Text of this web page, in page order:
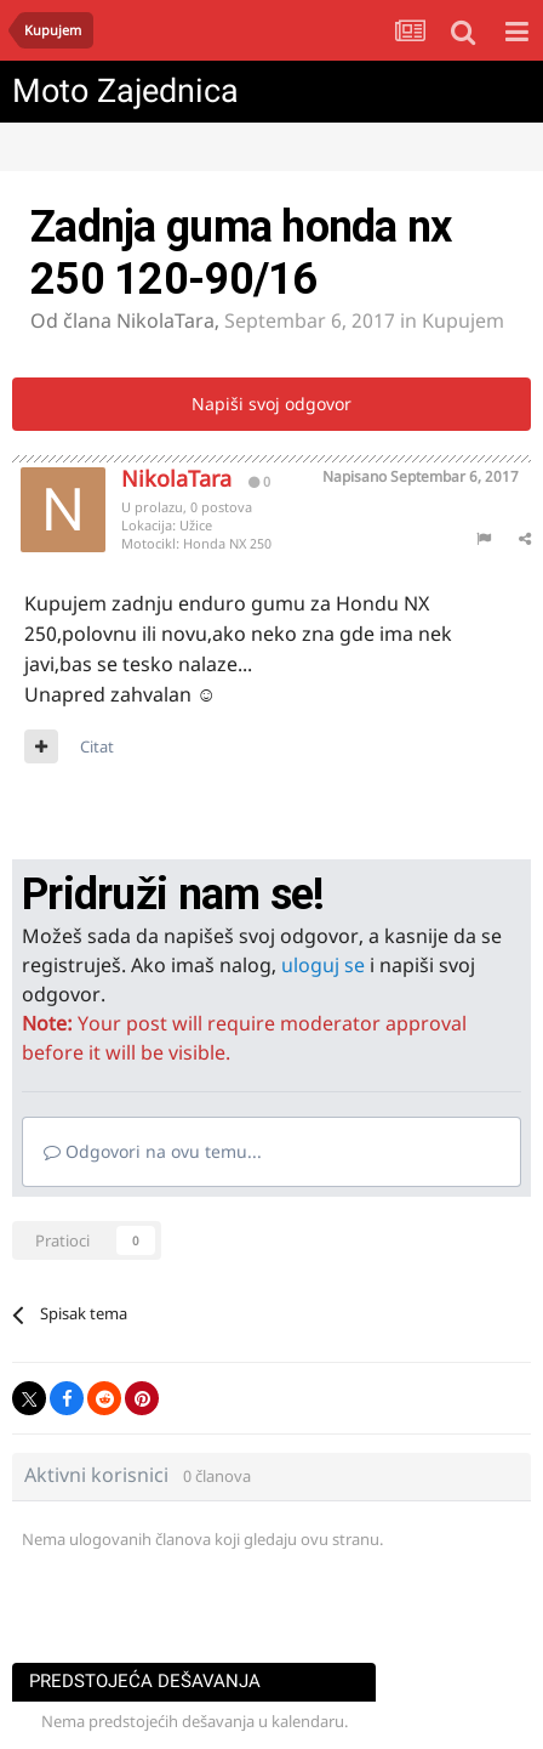
Kupujem
Moto Zajednica
Zadnja guma honda nx
250 120-90/16
Od člana NikolaTara, Septembar 6, 2017 in Kupujem
Napiši svoj odgovor
NikolaTara 0 NapisanoSeptembar 6, 2017
U prolazu, 0 postova
Lokacija: Užice
Motocikl: Honda NX 250
Kupujem zadnju enduro gumu za Hondu NX
250,polovnu ili novu,ako neko zna gde ima nek
javi,bas se tesko nalaze...
Unapred zahvalan ☺
Citat
Pridruži nam se!
Možeš sada da napišeš svoj odgovor, a kasnije da se
registruješ. Ako imaš nalog, uloguj se i napiši svoj
odgovor.
Note: Your post will require moderator approval
before it will be visible.
Odgovori na ovu temu...
Pratioci 0
Spisak tema
Aktivni korisnici 0 članova
Nema ulogovanih članova koji gledaju ovu stranu.
PREDSTOJEĆA DEŠAVANJA
Nema predstojećih dešavanja u kalendaru.